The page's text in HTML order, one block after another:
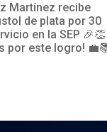
recibe
plata por 30
la SEP 🎉👏
este logro! 💼📚